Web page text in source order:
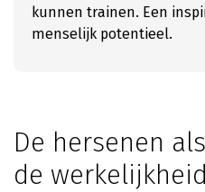
kunnen trainen. Een
menselijk potentieel.
De hersenen
de werkelijkheid